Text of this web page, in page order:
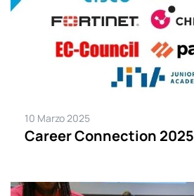
10 Marzo 2025
Career Connection 2025